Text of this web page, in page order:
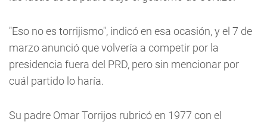
"Eso no es torrijismo", indicó en esa ocasión, y el 7 de
marzo anunció que volvería a competir por la
presidencia fuera del PRD, pero sin mencionar por
cuál partido lo haría.
Su padre Omar Torrijos rubricó en 1977 con el